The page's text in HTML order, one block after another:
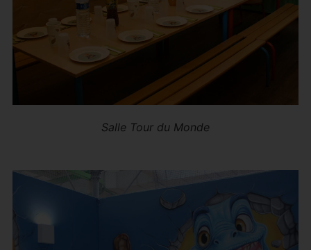
Salle Tour du Monde